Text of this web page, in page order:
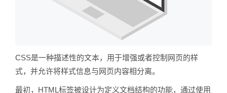
CSS是一种描述性的文本，用于增强或者控制网页的样
式，并允许将样式信息与网页内容相分离。
最初，HTML标签被设计为定义文档结构的功能，通过使用